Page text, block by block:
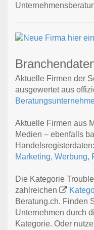
Aktuelle Firmen der
ausgewertet aus
Aktuelle Firmen aus
Medien – ebenfalls
Handelsregisterdaten:
Marketing, Werbung,
Die Kategorie
zahlreichen
Beratung.ch. Finden
Unternehmen durch
Kategorie. Oder